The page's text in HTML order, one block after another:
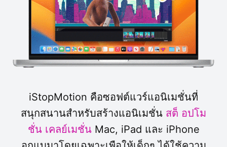
iStopMotion คือซอฟต์แวร์แอนิเมชั่นที่
สนุกสนานสำหรับสร้างแอนิเมชั่น สต็ อปโม
ชั่น เคลย์เมชั่นMac, iPad และ iPhone